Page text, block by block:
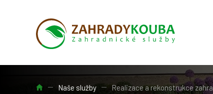
Úvod Naše služby Realizace a rekonstrukce